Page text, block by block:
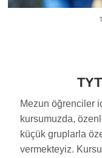
Mezun öğrenciler
kursumuzda,
küçük gruplarla
vermekteyiz.